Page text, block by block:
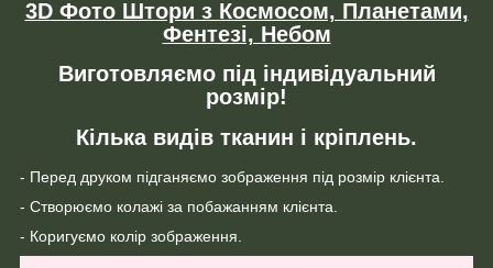
3D Фото Штори з Космосом, Планетами,
Фентезі, Небом
Виготовляємо під індивідуальний
розмір!
Кілька видів тканин і кріплень.
- Перед друком підганяємо зображення під розмір клієнта.
- Створюємо колажі за побажанням клієнта.
- Коригуємо колір зображення.